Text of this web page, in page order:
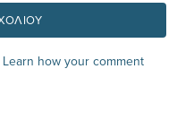
Learn how your comment